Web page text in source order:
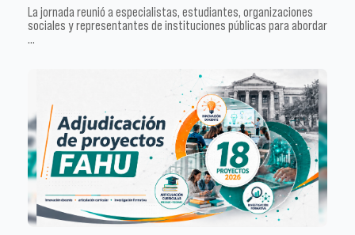
La jornada reunió a especialistas, estudiantes, organizaciones
sociales y representantes de instituciones públicas para abordar
…